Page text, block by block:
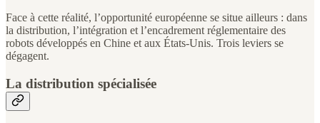
Face à cette réalité, l’opportunité européenne se situe ailleurs : dans
la distribution, l’intégration et l’encadrement réglementaire des
robots développés en Chine et aux États-Unis. Trois leviers se
dégagent.
La distribution spécialisée